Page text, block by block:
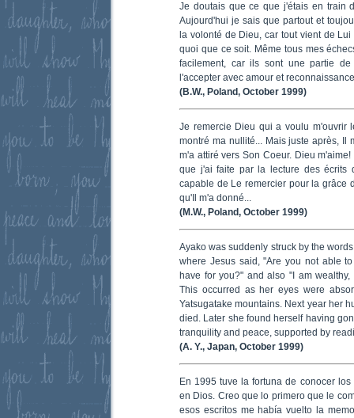
Je doutais que ce que j'étais en train
Aujourd'hui je sais que partout et
la volonté de Dieu, car tout vient de
quoi que ce soit. Même tous mes
facilement, car ils sont une partie
l'accepter avec amour et
(B.W., Poland, October 1999)
Je remercie Dieu qui a voulu m'ouvrir
montré ma nullité... Mais juste après, Il
m'a attiré vers Son Coeur. Dieu
que j'ai faite par la lecture des écrits
capable de Le remercier pour la grâce
qu'Il m'a donné...
(M.W., Poland, October 1999)
Ayako was suddenly struck by the
where Jesus said, "Are you not able
have for you?" and also "I am
This occurred as her eyes were
Yatsugatake mountains. Next year her
died. Later she found herself having
tranquility and peace, supported by
(A. Y., Japan, October 1999)
En 1995 tuve la fortuna de conocer
en Dios. Creo que lo primero que le
esos escritos me había vuelto la